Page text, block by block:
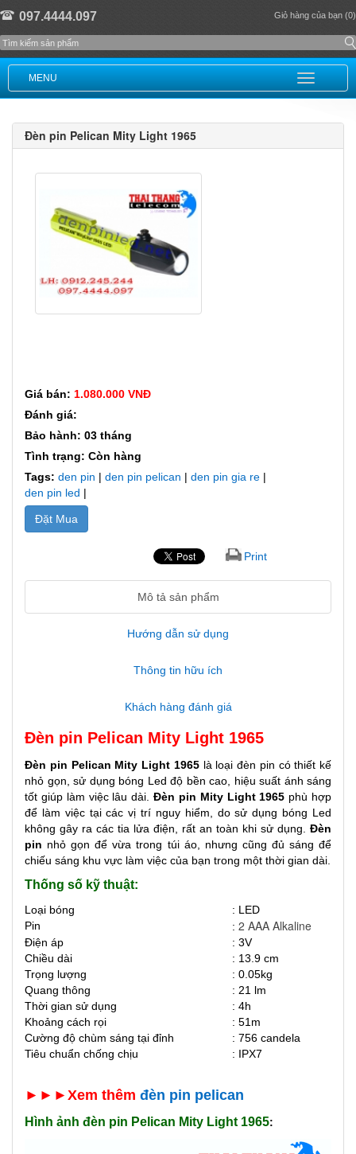
097.4444.097 Giỏ hàng của bạn (0)
MENU
Đèn pin Pelican Mity Light 1965
Giá bán: 1.080.000 VNĐ
Đánh giá:
Bảo hành: 03 tháng
Tình trạng: Còn hàng
Tags: den pin | den pin pelican | den pin gia re |
den pin led |
Đặt Mua
Print
Mô tả sản phẩm
Hướng dẫn sử dụng
Thông tin hữu ích
Khách hàng đánh giá
Đèn pin Pelican Mity Light 1965
Đèn pin Pelican Mity Light 1965là loại đèn pin có thiết kế
nhỏ gọn, sử dụng bóng Led độ bền cao, hiệu suất ánh sáng
tốt giúp làm việc lâu dài. Đèn pin Mity Light 1965 phù hợp
để làm việc tại các vị trí nguy hiểm, do sử dụng bóng Led
không gây ra các tia lửa điện, rất an toàn khi sử dụng. Đèn
pin nhỏ gọn để vừa trong túi áo, nhưng cũng đủ sáng để
chiếu sáng khu vực làm việc của bạn trong một thời gian dài.
Thống số kỹ thuật:
Loại bóng
: LED
Pin
: 2 AAA Alkaline
Điện áp
: 3V
Chiều dài
: 13.9 cm
Trọng lượng
: 0.05kg
Quang thông
: 21 lm
Thời gian sử dụng
: 4h
Khoảng cách rọi
: 51m
Cường độ chùm sáng tại đỉnh
: 756 candela
Tiêu chuẩn chống chịu
: IPX7
►►►Xem thêm đèn pin pelican
Hình ảnh đèn pin Pelican Mity Light 1965: